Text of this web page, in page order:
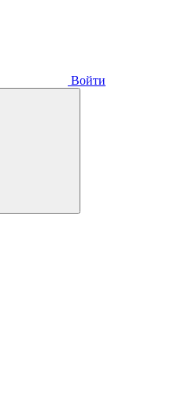
Войти